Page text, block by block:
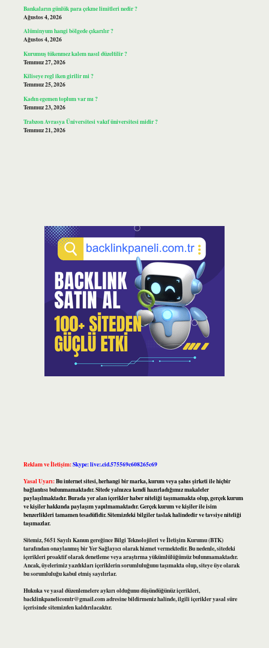
Bankaların günlük para çekme limitleri nedir ?
Ağustos 4, 2026
Alüminyum hangi bölgede çıkarılır ?
Ağustos 4, 2026
Kurumuş tükenmez kalem nasıl düzeltilir ?
Temmuz 27, 2026
Kiliseye regl iken girilir mi ?
Temmuz 25, 2026
Kadın egemen toplum var mı ?
Temmuz 23, 2026
Trabzon Avrasya Üniversitesi vakıf üniversitesi midir ?
Temmuz 21, 2026
Reklam ve İletişim:Skype: live:.cid.575569c608265c69
Yasal Uyarı:Bu internet sitesi, herhangi bir marka, kurum veya şahıs şirketi ile hiçbir
bağlantısı bulunmamaktadır. Sitede yalnızca kendi hazırladığımız makaleler
paylaşılmaktadır. Burada yer alan içerikler haber niteliği taşımamakta olup, gerçek kurum
ve kişiler hakkında paylaşım yapılmamaktadır. Gerçek kurum ve kişiler ile isim
benzerlikleri tamamen tesadüfidir. Sitemizdeki bilgiler taslak halindedir ve tavsiye niteliği
taşımazlar.
Sitemiz, 5651 Sayılı Kanun gereğince Bilgi Teknolojileri ve İletişim Kurumu (BTK)
tarafından onaylanmış bir Yer Sağlayıcı olarak hizmet vermektedir. Bu nedenle, sitedeki
içerikleri proaktif olarak denetleme veya araştırma yükümlülüğümüz bulunmamaktadır.
Ancak, üyelerimiz yazdıkları içeriklerin sorumluluğunu taşımakta olup, siteye üye olarak
bu sorumluluğu kabul etmiş sayılırlar.
Hukuka ve yasal düzenlemelere aykırı olduğunu düşündüğünüz içerikleri,
backlinkpanelicomtr@gmail.comadresine bildirmeniz halinde, ilgili içerikler yasal süre
içerisinde sitemizden kaldırılacaktır.